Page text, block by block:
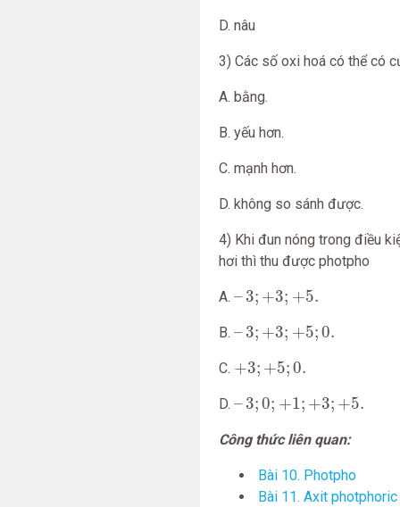
D. nâu
3) Các số oxi hoá có thể có
A. bằng.
B. yếu hơn.
C. mạnh hơn.
D. không so sánh được.
4) Khi đun nóng trong điều
hơi thì thu được photpho
A. –3; +3; +5.
3; 3;+ 5.
B. –3; +3; +5;0.
3; 3;+ 5 0.
C. +3; +5;0.
+ 3;+ 5 ;0.
D. –3;0; +1; +3; +5.
3;0;+ 1 ;+ ; +5.
Công thức liên quan:
Bài 10. Photpho
Bài 11. Axit